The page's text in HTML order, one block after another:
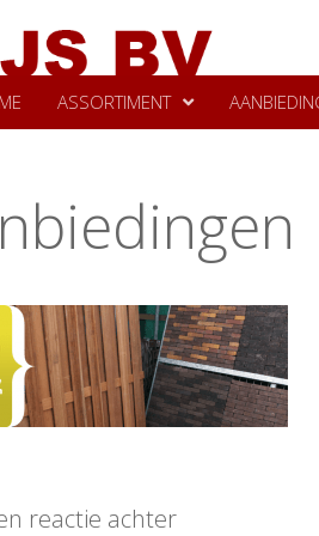
ASSORTIMENT
reactie achter